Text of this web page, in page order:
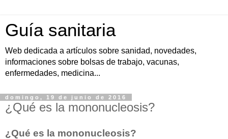
Guía sanitaria
Web dedicada a artículos sobre sanidad, novedades,
informaciones sobre bolsas de trabajo, vacunas,
enfermedades, medicina...
domingo, 19 de junio de 2016
¿Qué es la mononucleosis?
¿Qué es la mononucleosis?